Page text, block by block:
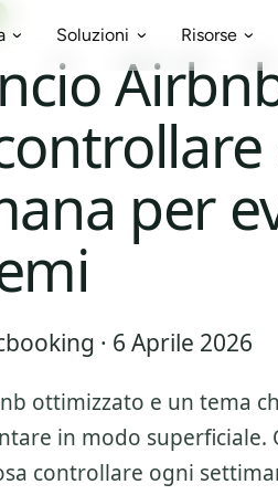
Soluzioni Risorse
per
· 6 Aprile 2026
ottimizzato e un tema
in modo superficiale.
controllare ogni